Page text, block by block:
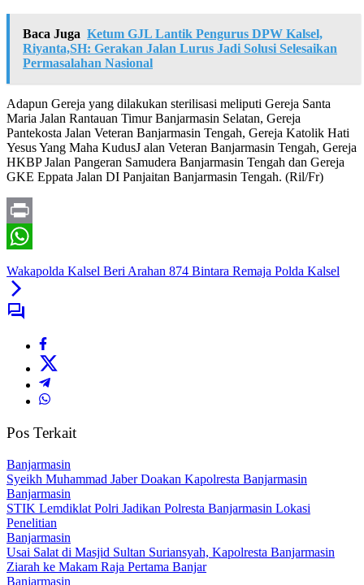
Baca Juga Ketum GJL Lantik Pengurus DPW Kalsel,
Riyanta,SH: Gerakan Jalan Lurus Jadi Solusi Selesaikan
Permasalahan Nasional
Adapun Gereja yang dilakukan sterilisasi meliputi Gereja Santa
Maria Jalan Rantauan Timur Banjarmasin Selatan, Gereja
Pantekosta Jalan Veteran Banjarmasin Tengah, Gereja Katolik Hati
Yesus Yang Maha KudusJ alan Veteran Banjarmasin Tengah, Gereja
HKBP Jalan Pangeran Samudera Banjarmasin Tengah dan Gereja
GKE Eppata Jalan DI Panjaitan Banjarmasin Tengah. (Ril/Fr)
Print
Wakapolda Kalsel Beri Arahan 874 Bintara Remaja Polda Kalsel
Pos Terkait
Banjarmasin
Syeikh Muhammad Jaber Doakan Kapolresta Banjarmasin
Banjarmasin
STIK Lemdiklat Polri Jadikan Polresta Banjarmasin Lokasi
Penelitian
Banjarmasin
Usai Salat di Masjid Sultan Suriansyah, Kapolresta Banjarmasin
Ziarah ke Makam Raja Pertama Banjar
Banjarmasin